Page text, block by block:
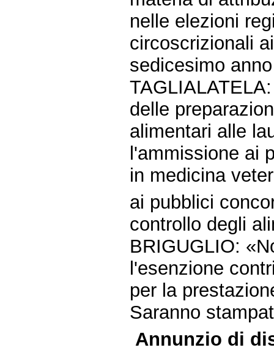
nelle elezioni
circoscrizionali
sedicesimo
delle
alimentari alle
l'ammissione ai
in medicina
ai pubblici
controllo degli
BRIGUGLIO:
l'esenzione
per la
Saranno
Annunzio di